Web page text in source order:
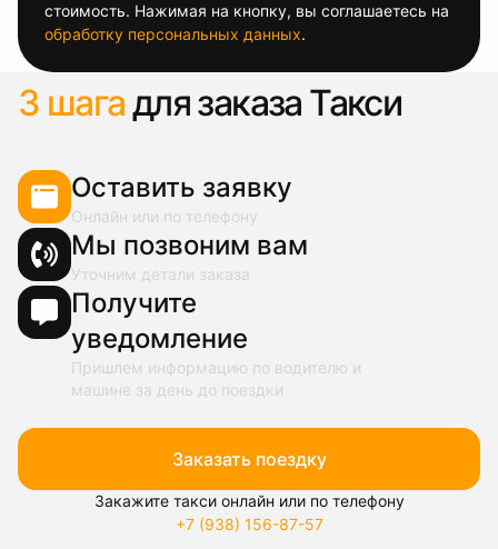
стоимость. Нажимая на кнопку, вы соглашаетесь на
обработку персональных данных.
3 шагадля заказа Такси
Оставить заявку
Онлайн или по телефону
Мы позвоним вам
Уточним детали заказа
Получите
уведомление
Пришлем информацию по водителю и
машине за день до поездки
Заказать поездку
Закажите такси онлайн или по телефону
+7 (938) 156-87-57